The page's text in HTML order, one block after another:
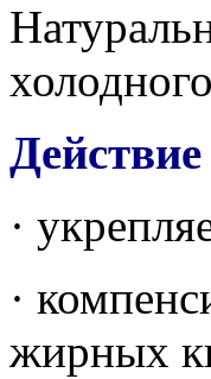
Действие
·
·
жирных